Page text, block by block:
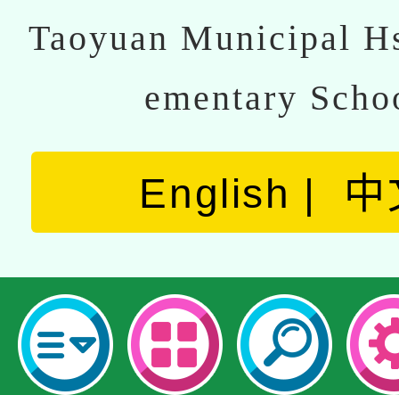
Taoyuan Municipal
ementary
English 中